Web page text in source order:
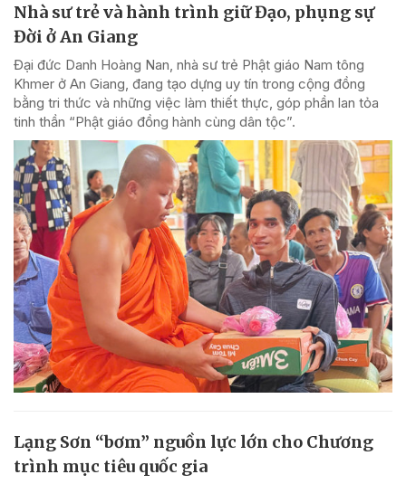
Nhà sư trẻ và hành trình giữ Đạo, phụng sự
Đời ở An Giang
Đại đức Danh Hoàng Nan, nhà sư trẻ Phật giáo Nam tông
Khmer ở An Giang, đang tạo dựng uy tín trong cộng đồng
bằng tri thức và những việc làm thiết thực, góp phần lan tỏa
tinh thần “Phật giáo đồng hành cùng dân tộc”.
Lạng Sơn “bơm” nguồn lực lớn cho Chương
trình mục tiêu quốc gia